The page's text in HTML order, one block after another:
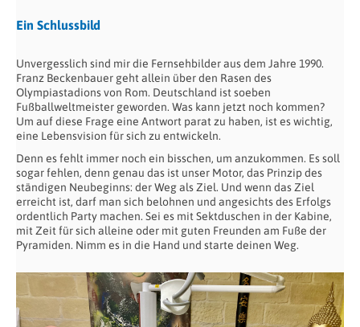
Ein Schlussbild
Unvergesslich sind mir die Fernsehbilder aus dem Jahre 1990.
Franz Beckenbauer geht allein über den Rasen des
Olympiastadions von Rom. Deutschland ist soeben
Fußballweltmeister geworden. Was kann jetzt noch kommen?
Um auf diese Frage eine Antwort parat zu haben, ist es wichtig,
eine Lebensvision für sich zu entwickeln.
Denn es fehlt immer noch ein bisschen, um anzukommen. Es soll
sogar fehlen, denn genau das ist unser Motor, das Prinzip des
ständigen Neubeginns: der Weg als Ziel. Und wenn das Ziel
erreicht ist, darf man sich belohnen und angesichts des Erfolgs
ordentlich Party machen. Sei es mit Sektduschen in der Kabine,
mit Zeit für sich alleine oder mit guten Freunden am Fuße der
Pyramiden. Nimm es in die Hand und starte deinen Weg.